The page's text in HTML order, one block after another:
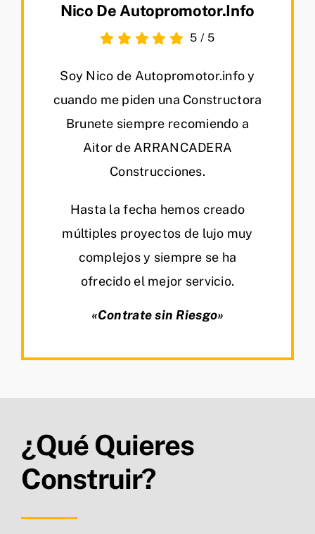
Nico De Autopromotor.info
5 / 5
Soy Nico de Autopromotor.info y
cuando me piden una Constructora
Brunete siempre recomiendo a
Aitor de ARRANCADERA
Construcciones.
Hasta la fecha hemos creado
múltiples proyectos de lujo muy
complejos y siempre se ha
ofrecido el mejor servicio.
«Contrate sin Riesgo»
¿Qué Quieres
Construir?